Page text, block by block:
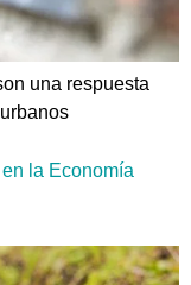
una respuesta
la Economía